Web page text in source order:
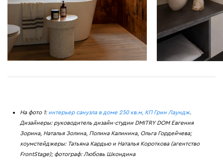
На фото 1: интерьер санузла в доме 250 кв.м, КП Грин Лаундж.
Дизайнеры: руководитель дизайн-студии DMITRY DOM Евгения
Зорина, Наталья Золина, Полина Калинина, Ольга Гордейчева;
хоумстейджеры: Татьяна Кардью и Наталья Короткова (агентство
FrontStage); фотограф: Любовь Шкондина